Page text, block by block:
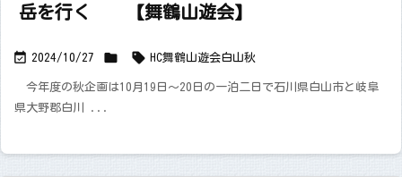
岳を行く 【舞鶴山遊会】
 2024/10/27   HC舞鶴山遊会白山秋
今年度の秋企画は10月19日～20日の一泊二日で石川県白山市と岐阜
県大野郡白川 ...